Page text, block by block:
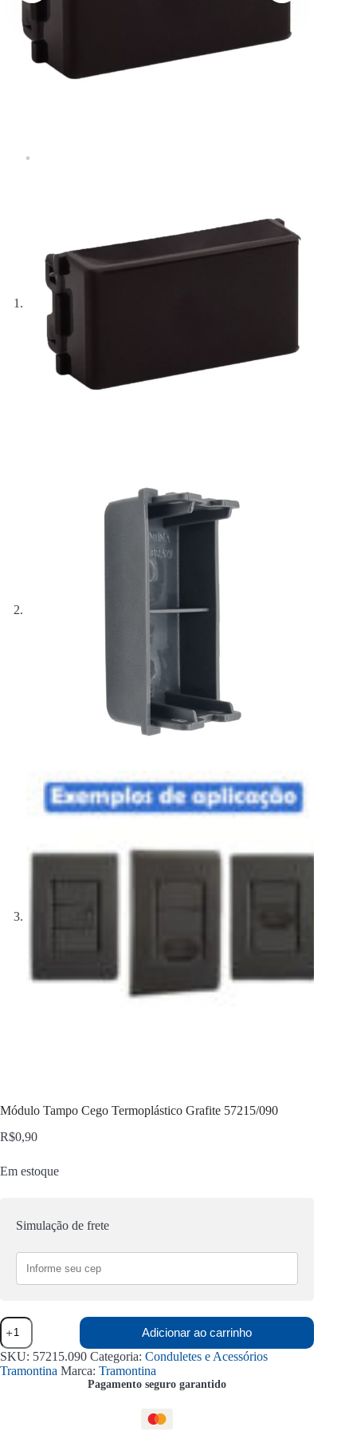
Módulo Tampo Cego Termoplástico Grafite 57215/090
R$0,90
Em estoque
Simulação de frete
Módulo
Tampo
Cego
Termoplástico
Grafite
Adicionar ao carrinho
SKU: 57215.090 Categoria: Conduletes e Acessórios
Tramontina Marca: Tramontina
Pagamento seguro garantido